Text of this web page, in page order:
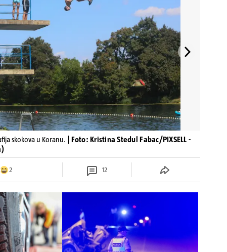
skokova u Koranu.
| Foto: Kristina Stedul Fabac/PIXSELL -
2 12